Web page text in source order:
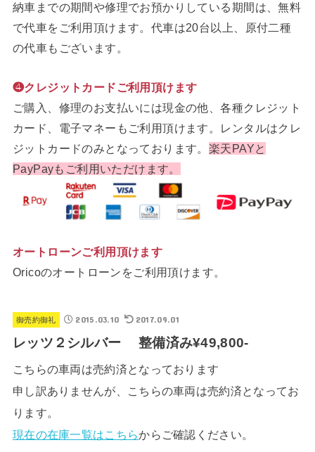
納車までの期間や修理でお預かりしている期間は、無料
で代車をご利用頂けます。代車は20台以上、原付二種
の代車もございます。
❹クレジットカードご利用頂けます
ご購入、修理のお支払いには現金の他、各種クレジット
カード、電子マネーもご利用頂けます。レンタルはクレ
ジットカードのみとなっております。 楽天PAYと
PayPayもご利用いただけます。
オートローンご利用頂けます
Oricoのオートローンをご利用頂けます。
御売約御礼 2015.03.10 2017.09.01
レッツ２シルバー 整備済み¥49,800-
こちらの車両は売約済となっております
申し訳ありませんが、こちらの車両は売約済となってお
ります。
現在の在庫一覧はこちらからご確認ください。